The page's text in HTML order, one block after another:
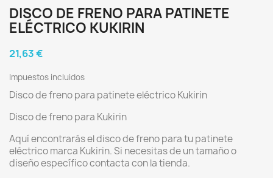
DISCO DE FRENO PARA PATINETE
ELÉCTRICO KUKIRIN
21,63 €
Impuestos incluidos
Disco de freno para patinete eléctrico Kukirin
Disco de freno para Kukirin
Aquí encontrarás el disco de freno para tu patinete
eléctrico marca Kukirin. Si necesitas de un tamaño o
diseño específico contacta con la tienda.